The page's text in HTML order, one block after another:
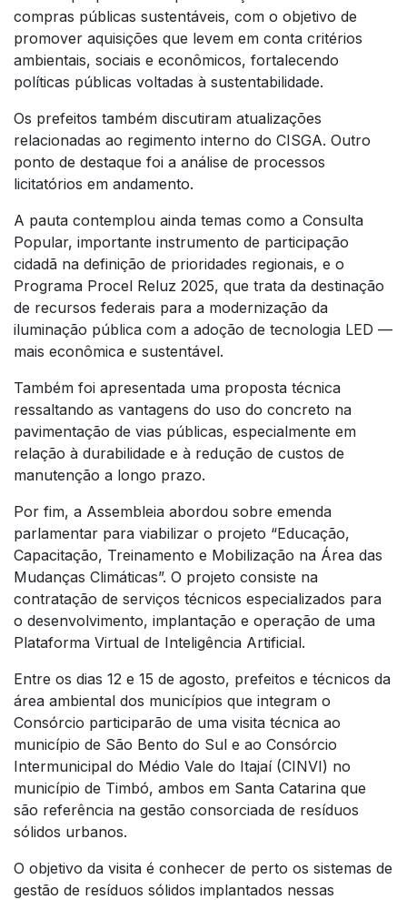
compras públicas sustentáveis, com o objetivo de
promover aquisições que levem em conta critérios
ambientais, sociais e econômicos, fortalecendo
políticas públicas voltadas à sustentabilidade.
Os prefeitos também discutiram atualizações
relacionadas ao regimento interno do CISGA. Outro
ponto de destaque foi a análise de processos
licitatórios em andamento.
A pauta contemplou ainda temas como a Consulta
Popular, importante instrumento de participação
cidadã na definição de prioridades regionais, e o
Programa Procel Reluz 2025, que trata da destinação
de recursos federais para a modernização da
iluminação pública com a adoção de tecnologia LED —
mais econômica e sustentável.
Também foi apresentada uma proposta técnica
ressaltando as vantagens do uso do concreto na
pavimentação de vias públicas, especialmente em
relação à durabilidade e à redução de custos de
manutenção a longo prazo.
Por fim, a Assembleia abordou sobre emenda
parlamentar para viabilizar o projeto “Educação,
Capacitação, Treinamento e Mobilização na Área das
Mudanças Climáticas”. O projeto consiste na
contratação de serviços técnicos especializados para
o desenvolvimento, implantação e operação de uma
Plataforma Virtual de Inteligência Artificial.
Entre os dias 12 e 15 de agosto, prefeitos e técnicos da
área ambiental dos municípios que integram o
Consórcio participarão de uma visita técnica ao
município de São Bento do Sul e ao Consórcio
Intermunicipal do Médio Vale do Itajaí (CINVI) no
município de Timbó, ambos em Santa Catarina que
são referência na gestão consorciada de resíduos
sólidos urbanos.
O objetivo da visita é conhecer de perto os sistemas de
gestão de resíduos sólidos implantados nessas